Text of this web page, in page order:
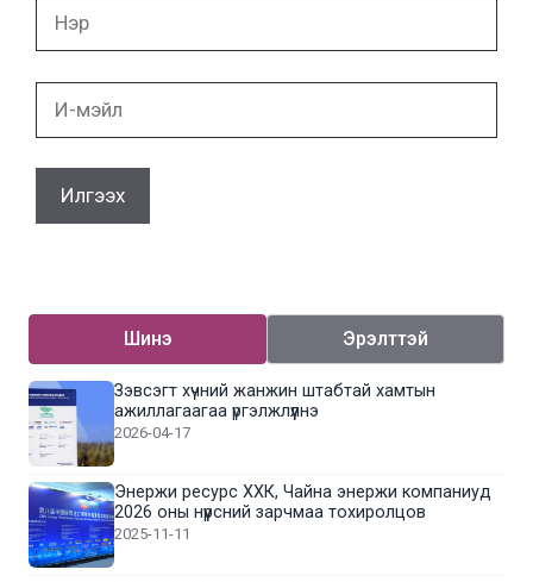
мэйл
Шинэ Эрэлттэй
Зэвсэгт хүчний жанжин штабтай хамтын
ажиллагаагаа үргэлжлүүлнэ
2026-04-17
Энержи ресурс ХХК, Чайна энержи компаниуд
2026 оны нүүрсний зарчмаа тохиролцов
2025-11-11